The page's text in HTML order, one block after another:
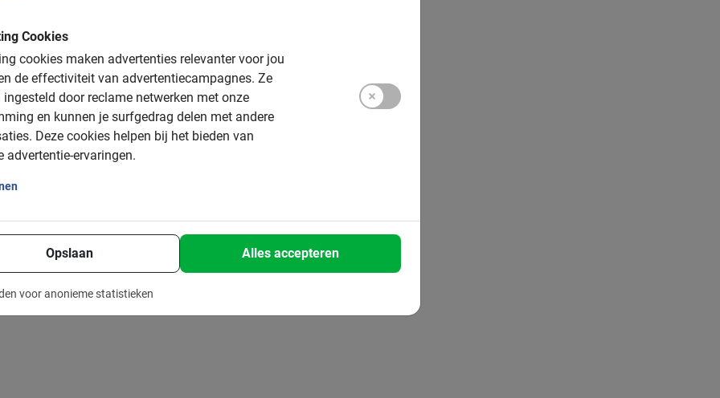
Cookies
cookies maken advertenties relevanter voor jou
de effectiviteit van advertentiecampagnes. Ze
ingesteld door reclame netwerken met onze
en kunnen je surfgedrag delen met andere
Deze cookies helpen bij het bieden van
advertentie-ervaringen.
Opslaan Alles accepteren
voor anonieme statistieken
comfortabele fiets beschikbaar is op de dag
raden online te reserveren. In verband met
om een helm en hesje te dragen.
jouw plek via het boekingsmenu
geheel zonder reserveringskosten, veilig en
je nog op?
waan je je een echte local!